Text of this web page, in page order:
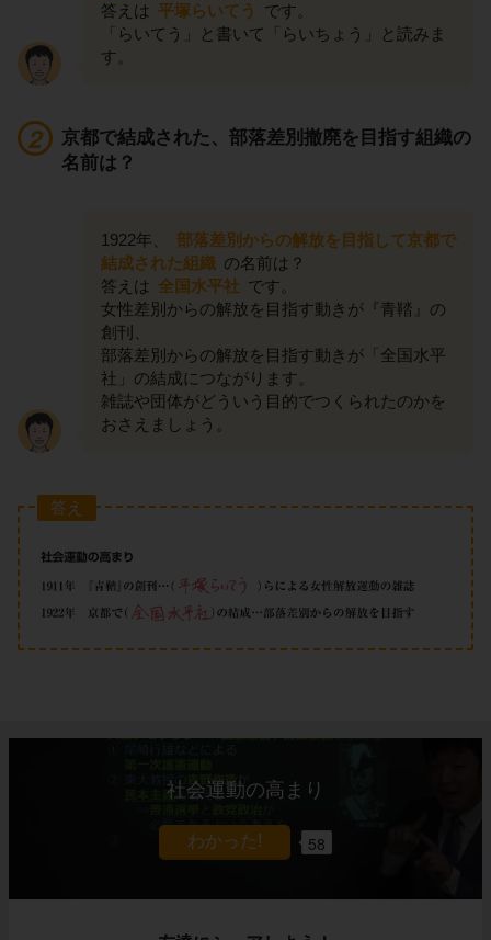
答えは 平塚らいてう
です。
「らいてう」と書いて「らいちょう」と読みま
す。
京都で結成された、部落差別撤廃を目指す組織の
名前は？
1922年、
部落差別からの解放を目指して京都で
結成された組織 の名前は？
答えは 全国水平社 です。
女性差別からの解放を目指す動きが『青鞜』の
創刊、
部落差別からの解放を目指す動きが「全国水平
社」の結成につながります。
雑誌や団体がどういう目的でつくられたのかを
おさえましょう。
答え
社会運動の高まり
58